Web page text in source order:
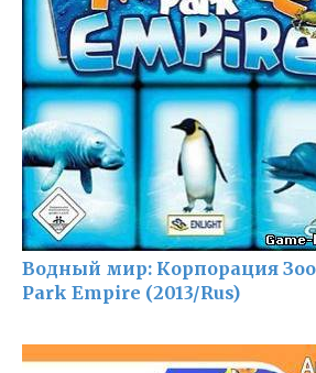
Водный мир: Корпорация
Park Empire (2013/Rus)